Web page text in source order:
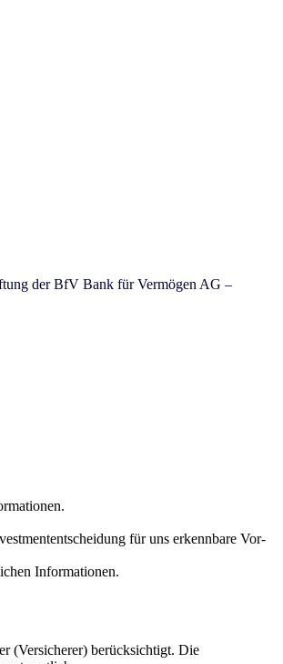
der BfV Bank für Vermögen AG –
für uns erkennbare Vor-
Informationen.
(Versicherer) berücksichtigt. Die